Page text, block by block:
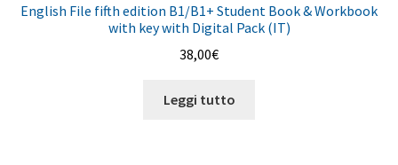
English File fifth edition B1/B1+ Student Book & Workbook
with key with Digital Pack (IT)
38,00€
Leggi tutto